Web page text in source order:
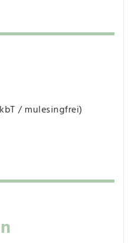
/ mulesingfrei)